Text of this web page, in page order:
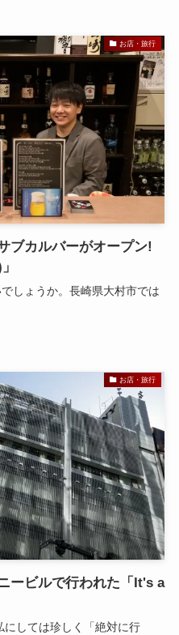
お店・旅行
ブカルバーがオープン!
しょうか。長崎県大村市では
お店・旅行
ービルで行われた「It's a
しては珍しく「絶対に行